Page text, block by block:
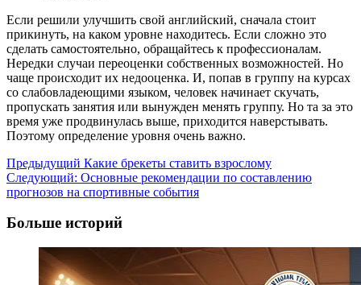
Если решили улучшить свой английский, сначала стоит
прикинуть, на каком уровне находитесь. Если сложно это
сделать самостоятельно, обращайтесь к профессионалам.
Нередки случаи переоценки собственных возможностей. Но
чаще происходит их недооценка. И, попав в группу на курсах
со слабовладеющими языком, человек начинает скучать,
пропускать занятия или вынужден менять группу. Но та за это
время уже продвинулась выше, приходится наверстывать.
Поэтому определение уровня очень важно.
Навигация
записи
Предыдущий Какие брекеты ставить взрослому
Следующий: Основные рекомендации по составлению
прогнозов на спортивные события
Больше историй